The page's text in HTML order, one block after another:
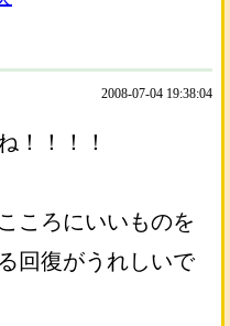
2008-07-04 19:38:04
！！！！
ころにいいものを
回復がうれしいで